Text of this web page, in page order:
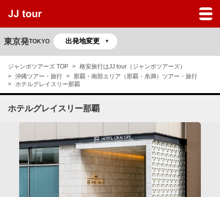
東京発TOKYO
JJツアーのサービスガイド
よくある質問
予約の確認
ジャンボツアーズ TOP
格安旅行はJJ tour（ジャンボツアーズ）
沖縄ツアー・旅行
那覇・南部エリア（那覇・糸満）ツアー・旅行
ホテルグレイスリー那覇
ホテルグレイスリー那覇